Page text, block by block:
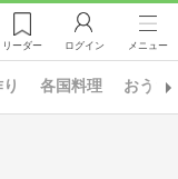
リーダー ログイン メニュー
各国料理 おうち